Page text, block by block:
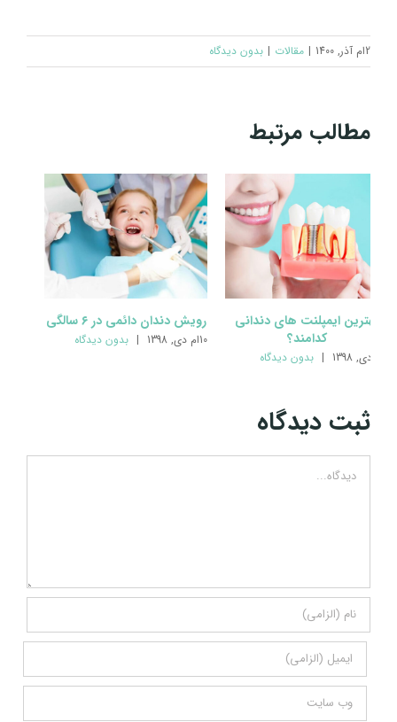
2ام آذر, 1400 | مقالات | بدون ديدگاه
مطالب مرتبط
رویش دندان دائمی در ۶ سالگی
10ام دی, 1398 | بدون ديدگاه
بهترین ایمپلنت های دندانی
کدامند؟
| بدون ديدگاه
ثبت ديدگاه
Comment